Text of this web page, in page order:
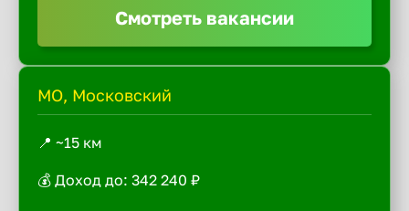
Смотреть вакансии
МО, Московский
📍 ~15 км
💰 Доход до: 342 240 ₽